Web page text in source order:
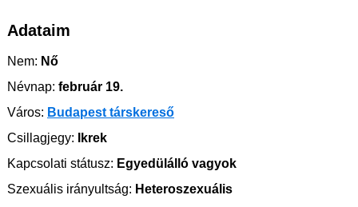
Adataim
Nem: Nő
Névnap: február 19.
Város: Budapest társkereső
Csillagjegy: Ikrek
Kapcsolati státusz: Egyedülálló vagyok
Szexuális irányultság: Heteroszexuális